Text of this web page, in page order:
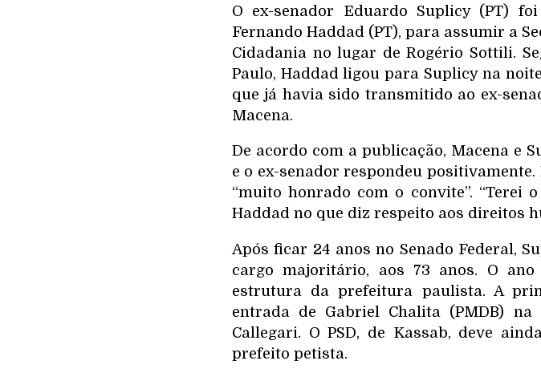
O ex-senador Eduardo Suplicy (PT)
Fernando Haddad (PT), para assumir a
Cidadania no lugar de Rogério Sottili.
Paulo, Haddad ligou para Suplicy na
que já havia sido transmitido ao ex-
Macena.
De acordo com a publicação, Macena e
e o ex-senador respondeu
“muito honrado com o convite”.
Haddad no que diz respeito aos direitos
Após ficar 24 anos no Senado Federal,
cargo majoritário, aos 73 anos. O
estrutura da prefeitura paulista. A
entrada de Gabriel Chalita (PMDB)
Callegari. O PSD, de Kassab, deve
prefeito petista.